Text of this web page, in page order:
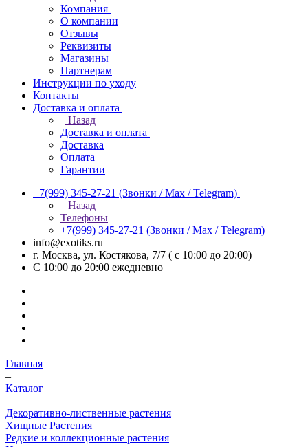
Компания
О компании
Отзывы
Реквизиты
Магазины
Партнерам
Инструкции по уходу
Контакты
Доставка и оплата
Назад
Доставка и оплата
Доставка
Оплата
Гарантии
+7(999) 345-27-21 (Звонки / Max / Telegram)
Назад
Телефоны
+7(999) 345-27-21 (Звонки / Max / Telegram)
info@exotiks.ru
г. Москва, ул. Костякова, 7/7 ( с 10:00 до 20:00)
С 10:00 до 20:00 ежедневно
Главная
–
Каталог
–
Декоративно-лиственные растения
Хищные Растения
Редкие и коллекционные растения